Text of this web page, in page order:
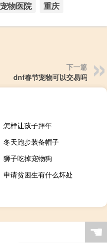
宠物医院 重庆
下一篇
dnf春节宠物可以交易吗
怎样让孩子拜年
冬天跑步装备帽子
狮子吃掉宠物狗
申请贫困生有什么坏处
☚